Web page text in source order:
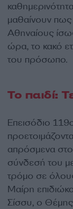
μαθαίνουν πως
Αθηναίους
ώρα, το κακό
του πρόσωπο.
Το παιδί:
Eπεισόδιο
απρόσμενα
σύνδεσή του
τρόμο σε
Μαίρη
Σίσσυ, ο